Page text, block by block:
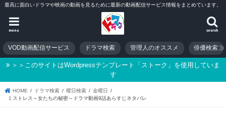
最高に面白いドラマや映画の動画を見るために最新の動画配信サービス情報をまとめています。
search
menu
VOD動画配信サービス ドラマ検索 管理人のオススメ 俳優検索
＞＞このサイトはWordpressテンプレート「ストーク」を使用していま
す
HOME ドラマ検索 曜日検索
金曜日
ミストレス～女たちの秘密～ドラマ動画9話あらすじネタバレ